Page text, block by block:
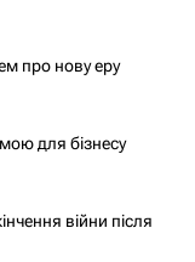
про нову еру
для бізнесу
війни після